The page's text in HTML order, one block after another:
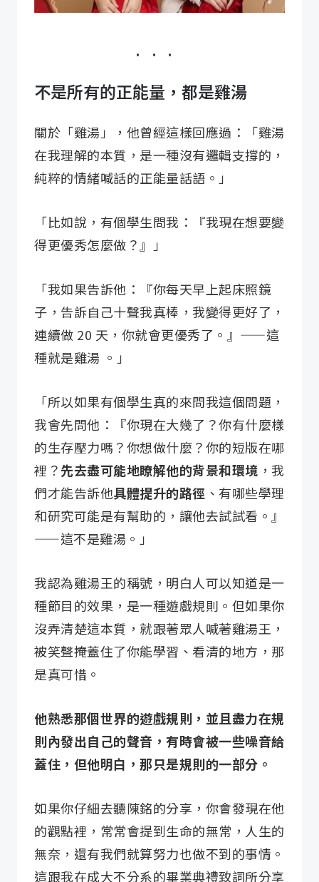
不是所有的正能量，都是雞湯
關於「雞湯」，他曾經這樣回應過：「雞湯
在我理解的本質，是一種沒有邏輯支撐的，
純粹的情緒喊話的正能量話語。」
「比如說，有個學生問我：『我現在想要變
得更優秀怎麼做？』」
「我如果告訴他：『你每天早上起床照鏡
子，告訴自己十聲我真棒，我變得更好了，
連續做 20 天，你就會更優秀了。』——這
種就是雞湯 。」
「所以如果有個學生真的來問我這個問題，
我會先問他：『你現在大幾了？你有什麼樣
的生存壓力嗎？你想做什麼？你的短版在哪
裡？先去盡可能地瞭解他的背景和環境 ，我
們才能告訴他具體提升的路徑 、有哪些學理
和研究可能是有幫助的，讓他去試試看。』
——這不是雞湯。」
我認為雞湯王的稱號，明白人可以知道是一
種節目的效果，是一種遊戲規則。但如果你
沒弄清楚這本質，就跟著眾人喊著雞湯王，
被笑聲掩蓋住了你能學習、看清的地方，那
是真可惜。
他熟悉那個世界的遊戲規則，並且盡力在規
則內發出自己的聲音，有時會被一些噪音給
蓋住，但他明白，那只是規則的一部分。
如果你仔細去聽陳銘的分享，你會發現在他
的觀點裡，常常會提到生命的無常，人生的
無奈，還有我們就算努力也做不到的事情。
這跟我在成大不分系的畢業典禮致詞所分享